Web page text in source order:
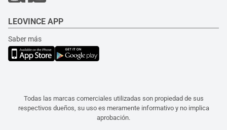
LEOVINCE APP
Saber más
Todas las marcas comerciales utilizadas son propiedad de sus
respectivos dueños, su uso es meramente informativo y no implica
aprobación.